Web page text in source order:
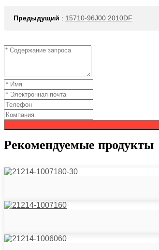
Предыдущий : 15710-96J00 2010DF
Рекомендуемые продукты